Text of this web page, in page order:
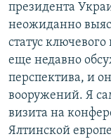
президента
неожиданно
статус
еще недавно
перспектива, и
вооружений. Я
визита на
Ялтинской